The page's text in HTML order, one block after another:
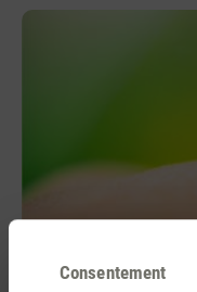
Consentement
Tiens les